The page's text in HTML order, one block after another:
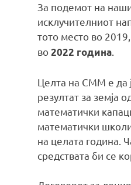
За подемот на
исклучителниот
тото место во
во2022 година.
Целта на СММ е да
резултат за земја
математички
математички
на целата година.
средствата би се